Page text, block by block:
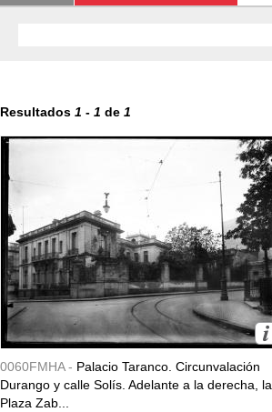
Resultados 1 - 1 de 1
0060FMHA - Palacio Taranco. Circunvalación
Durango y calle Solís. Adelante a la derecha, la
Plaza Zab...